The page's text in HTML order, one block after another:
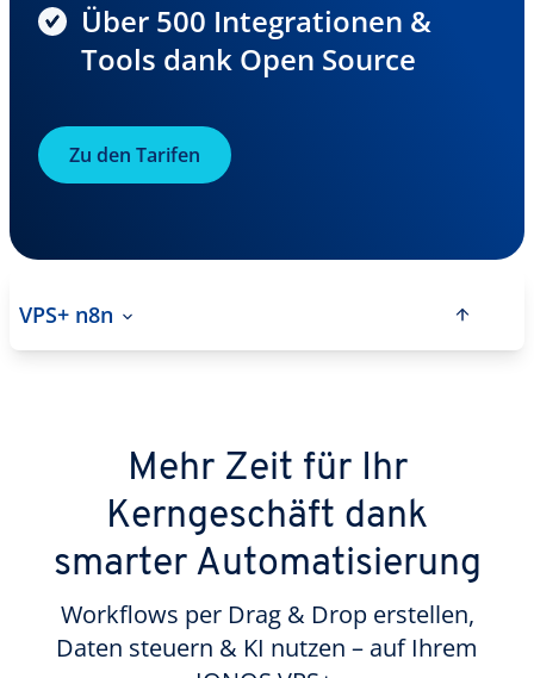
Über 500 Integrationen &
Tools dank Open Source
Zu den Tarifen
VPS+ n8n
Mehr Zeit für Ihr
Kerngeschäft dank
smarter Automatisierung
Workflows per Drag & Drop erstellen,
Daten steuern & KI nutzen – auf Ihrem